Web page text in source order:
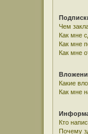
Чем
Как мне
Как мне
Как мне
Какие
Как мне
Кто
Почему